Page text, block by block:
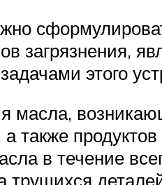
загрязнения,
этого
масла,
также
в течение